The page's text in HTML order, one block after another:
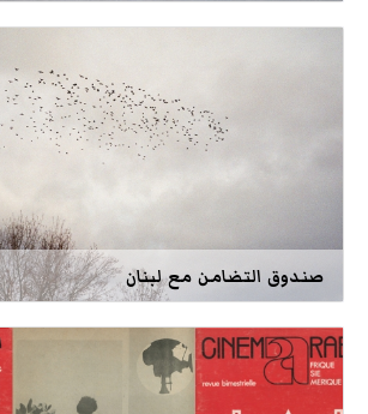
صندوق التضامن مع لبنان